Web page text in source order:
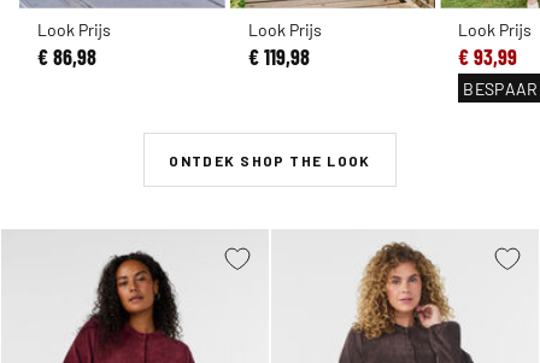
Look Prijs
€ 86,98
Look Prijs
€ 119,98
Look Prijs
€ 93,99
BESPAAR
ONTDEK SHOP THE LOOK